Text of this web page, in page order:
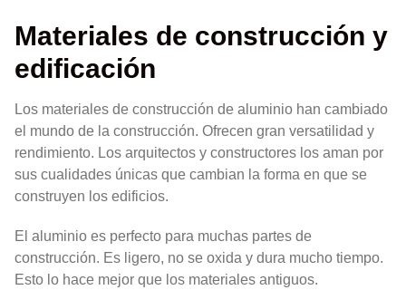
Materiales de construcción y
edificación
Los materiales de construcción de aluminio han cambiado
el mundo de la construcción. Ofrecen gran versatilidad y
rendimiento. Los arquitectos y constructores los aman por
sus cualidades únicas que cambian la forma en que se
construyen los edificios.
El aluminio es perfecto para muchas partes de
construcción. Es ligero, no se oxida y dura mucho tiempo.
Esto lo hace mejor que los materiales antiguos.